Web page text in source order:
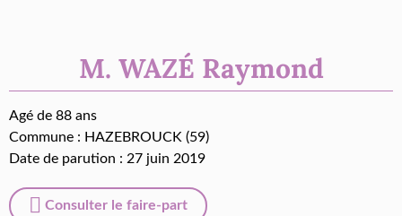
M. WAZÉ Raymond
Agé de 88 ans
Commune : HAZEBROUCK (59)
Date de parution : 27 juin 2019
Consulter le faire-part